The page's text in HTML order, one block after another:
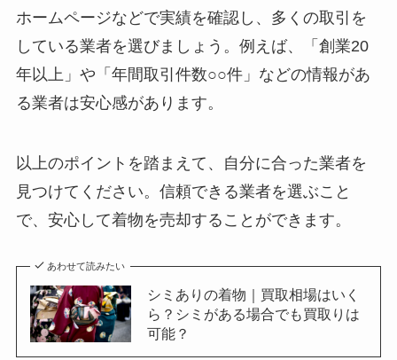
ホームページなどで実績を確認し、多くの取引を
している業者を選びましょう。例えば、「創業20
年以上」や「年間取引件数○○件」などの情報があ
る業者は安心感があります。
以上のポイントを踏まえて、自分に合った業者を
見つけてください。信頼できる業者を選ぶこと
で、安心して着物を売却することができます。
あわせて読みたい
シミありの着物｜買取相場はいく
ら？シミがある場合でも買取りは
可能？